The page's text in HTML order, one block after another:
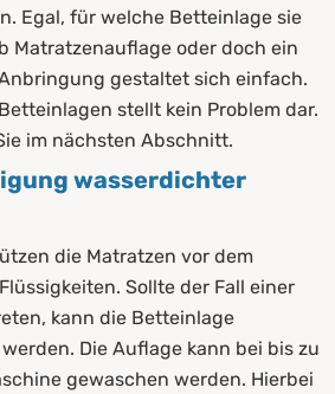
Egal, für welche Betteinlage sie
Matratzenauflage oder doch ein
gestaltet sich einfach.
stellt kein Problem dar.
im nächsten Abschnitt.
wasserdichter
die Matratzen vor dem
Sollte der Fall einer
kann die Betteinlage
Die Auflage kann bei bis zu
gewaschen werden. Hierbei